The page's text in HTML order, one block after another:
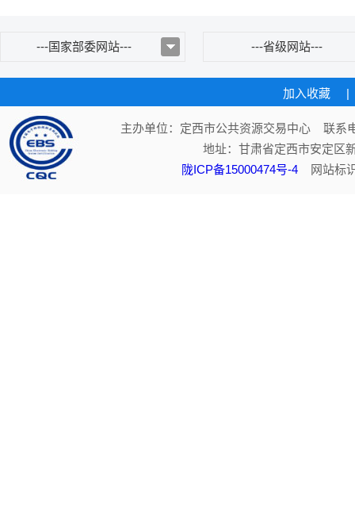
---国家部委网站--- ---省级网站---
加入收藏 |
主办单位：定西市公共资源交易中心 联系
地址：甘肃省定西市安定
陇ICP备15000474号-4 网站标